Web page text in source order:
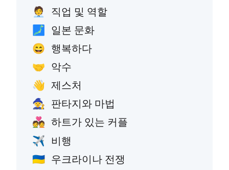
🧑‍💼 직업 및 역할
🗾 일본 문화
😄 행복하다
🤝 악수
👋 제스처
🧙 판타지와 마법
💑 하트가 있는 커플
✈️ 비행
🇺🇦 우크라이나 전쟁